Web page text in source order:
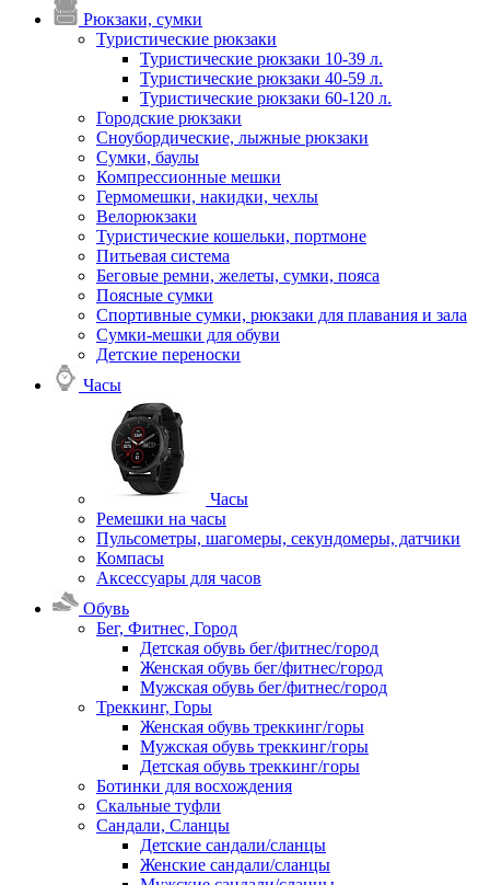
Рюкзаки, сумки
Туристические рюкзаки
Туристические рюкзаки 10-39 л.
Туристические рюкзаки 40-59 л.
Туристические рюкзаки 60-120 л.
Городские рюкзаки
Сноубордические, лыжные рюкзаки
Сумки, баулы
Компрессионные мешки
Гермомешки, накидки, чехлы
Велорюкзаки
Туристические кошельки, портмоне
Питьевая система
Беговые ремни, желеты, сумки, пояса
Поясные сумки
Спортивные сумки, рюкзаки для плавания и зала
Сумки-мешки для обуви
Детские переноски
Часы
Часы
Ремешки на часы
Пульсометры, шагомеры, секундомеры, датчики
Компасы
Аксессуары для часов
Обувь
Бег, Фитнес, Город
Детская обувь бег/фитнес/город
Женская обувь бег/фитнес/город
Мужская обувь бег/фитнес/город
Треккинг, Горы
Женская обувь треккинг/горы
Мужская обувь треккинг/горы
Детская обувь треккинг/горы
Ботинки для восхождения
Скальные туфли
Сандали, Сланцы
Детские сандали/сланцы
Женские сандали/сланцы